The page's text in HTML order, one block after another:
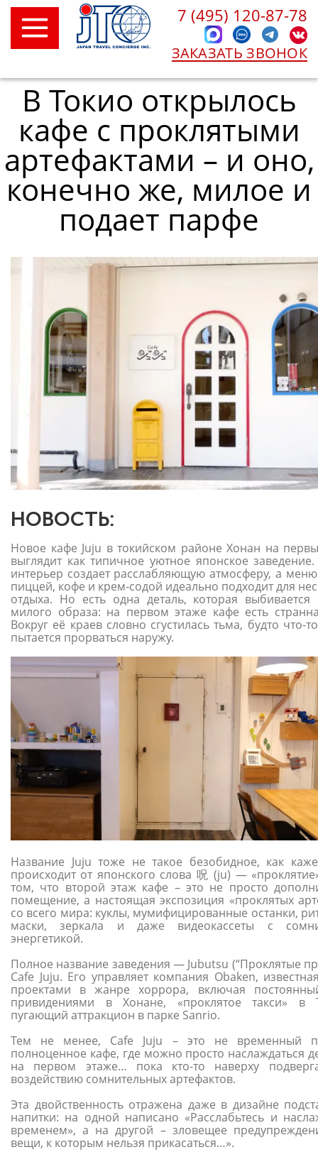
7 (495) 120-87-78
ЗАКАЗАТЬ ЗВОНОК
В Токио открылось
кафе с проклятыми
артефактами – и оно,
конечно же, милое и
подает парфе
НОВОСТЬ:
Новое кафе Juju в токийском районе Хонан на
выглядит как типичное уютное японское
интерьер создает расслабляющую атмосферу, а
пиццей, кофе и крем-содой идеально подходит для
отдыха. Но есть одна деталь, которая выбивается
милого образа: на первом этаже кафе есть
Вокруг её краев словно сгустилась тьма, будто что-
пытается прорваться наружу.
Название Juju тоже не такое безобидное, как
происходит от японского слова 呪 (ju) —
том, что второй этаж кафе – это не просто
помещение, а настоящая экспозиция «проклятых
со всего мира: куклы, мумифицированные останки,
маски, зеркала и даже видеокассеты с
энергетикой.
Полное название заведения — Jubutsu (“Проклятые
Cafe Juju. Его управляет компания Obaken,
проектами в жанре хоррора, включая
привидениями в Хонане, «проклятое такси» в
пугающий аттракцион в парке Sanrio.
Тем не менее, Cafe Juju – это не временный
полноценное кафе, где можно просто наслаждаться
на первом этаже… пока кто-то наверху
воздействию сомнительных артефактов.
Эта двойственность отражена даже в дизайне
напитки: на одной написано «Расслабьтесь и
временем», а на другой – зловещее
вещи, к которым нельзя прикасаться…».